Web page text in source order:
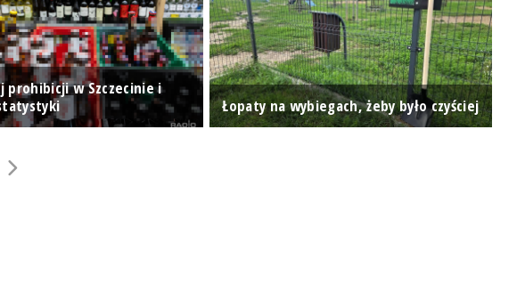
prohibicji w Szczecinie i
Łopaty na wybiegach, żeby było czyściej